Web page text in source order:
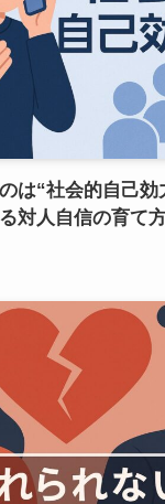
は“社会的自己効
対人自信の育て